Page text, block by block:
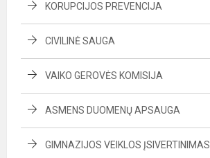
KORUPCIJOS PREVENCIJA
CIVILINĖ SAUGA
VAIKO GEROVĖS KOMISIJA
ASMENS DUOMENŲ APSAUGA
GIMNAZIJOS VEIKLOS ĮSIVERTINIMAS